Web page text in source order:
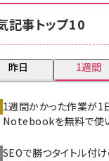
記事トップ10
昨日 1週間
1週間かかった作業が1
Notebookを無料で使
SEOで勝つタイトル付